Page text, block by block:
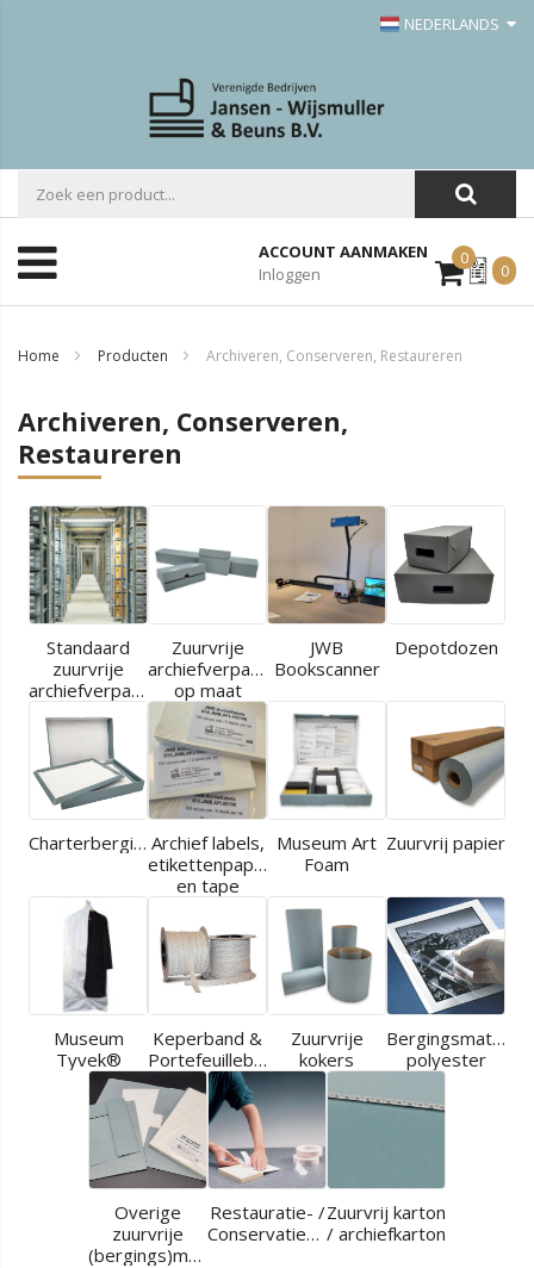
NEDERLANDS
ACCOUNT AANMAKEN
Inloggen
0Mijn
Offerte
0
Home Producten Archiveren, Conserveren, Restaureren
Archiveren, Conserveren,
Restaureren
Standaard
zuurvrije
archiefverpakkingen
Zuurvrije
archiefverpakkingen
op maat
JWB
Bookscanner
Depotdozen
Charterbergingen Archief labels,
etikettenpapier
en tape
Museum Art
Foam
Zuurvrij papier
Museum
Tyvek®
Keperband &
Portefeuilleband
Zuurvrije
kokers
polyester
Overige
zuurvrije
(bergings)materialen
Restauratie- /
Conservatiematerialen
Zuurvrij karton
/ archiefkarton